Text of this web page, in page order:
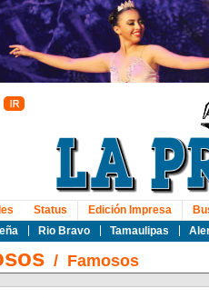
Rio Bravo Tamaulipas
Status Edición Impresa
/ Famosos